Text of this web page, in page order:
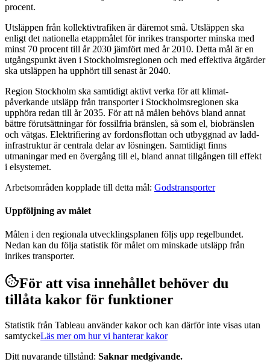
procent.
Utsläppen från kollektivtrafiken är däremot små. Utsläppen ska
enligt det nationella etapp­målet för inrikes transporter minska med
minst 70 procent till år 2030 jämfört med år 2010. Detta mål är en
utgångspunkt även i Stockholmsregionen och med effektiva åtgärder
ska utsläppen ha upphört till senast år 2040.
Region Stockholm ska samtidigt aktivt verka för att klimat­
påverkande utsläpp från transporter i Stockholms­regionen ska
upphöra redan till år 2035. För att nå målen behövs bland annat
bättre förutsättningar för fossilfria bränslen, så som el, biobränslen
och vätgas. Elektrifiering av fordonsflottan och utbyggnad av ladd­
infrastruktur är centrala delar av lösningen. Samtidigt finns
utmaningar med en övergång till el, bland annat tillgången till effekt
i elsystemet.
Arbetsområden kopplade till detta mål: Godstransporter
Uppföljning av målet
Målen i den regionala utvecklingsplanen följs upp regelbundet.
Nedan kan du följa statistik för målet om minskade utsläpp från
inrikes transporter.
För att visa innehållet behöver du
tillåta kakor för funktioner
Statistik från Tableau använder kakor och kan därför inte visas utan
samtyckeLäs mer om hur vi hanterar kakor
Ditt nuvarande tillstånd: Saknar medgivande.